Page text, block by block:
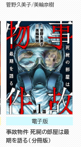
菅野久美子 美輪奈樹
電子版
事故物件 死屍の部屋は最
期を語る（分冊版）